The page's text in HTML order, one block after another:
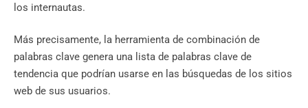
los internautas.
Más precisamente, la herramienta de combinación de
palabras clave genera una lista de palabras clave de
tendencia que podrían usarse en las búsquedas de los sitios
web de sus usuarios.